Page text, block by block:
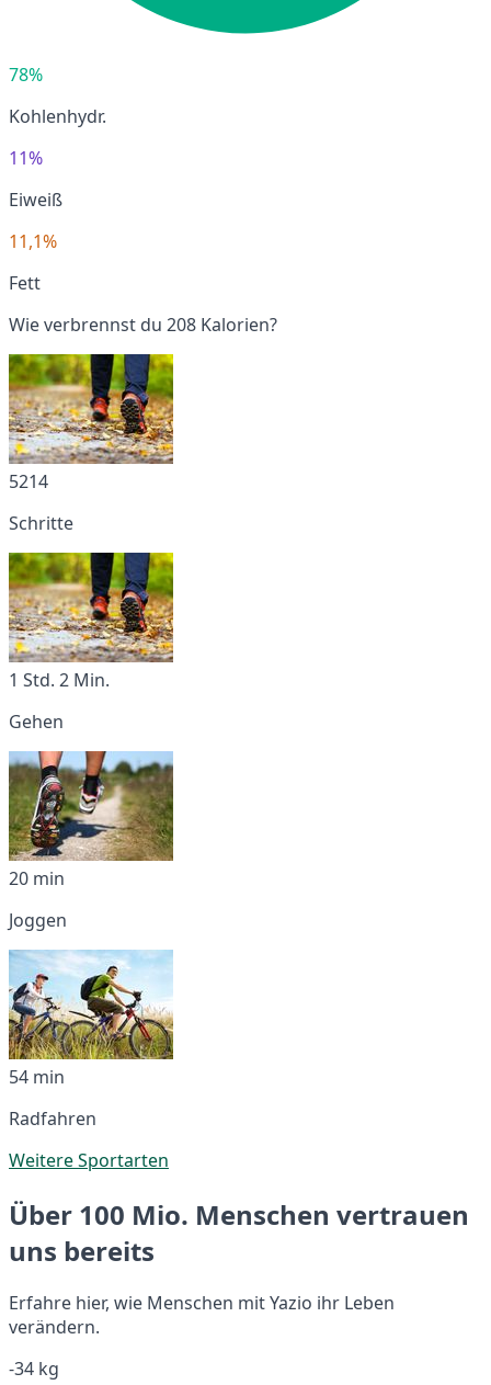
78%
Kohlenhydr.
11%
Eiweiß
11,1%
Fett
Wie verbrennst du 208 Kalorien?
5214
Schritte
1 Std. 2 Min.
Gehen
20 min
Joggen
54 min
Radfahren
Weitere Sportarten
Über 100 Mio. Menschen vertrauen
uns bereits
Erfahre hier, wie Menschen mit Yazio ihr Leben
verändern.
-34 kg